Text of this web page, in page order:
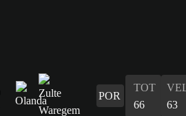
POR
TOT
66
63